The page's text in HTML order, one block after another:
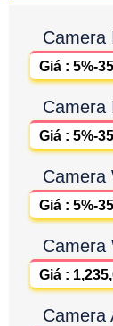
Camera
Giá : 5%-
Camera
Giá : 5%-
Camera
Giá : 5%-
Camera
Giá :
Camera